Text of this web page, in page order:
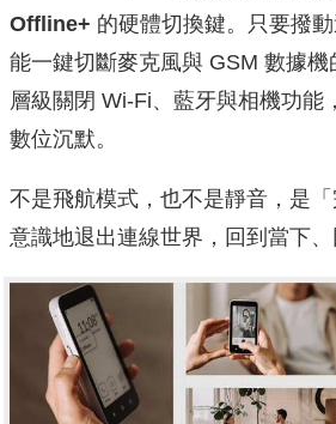
Offline+ 的硬體切換鍵。只要撥
能一鍵切斷麥克風與 GSM 數據
層級關閉 Wi-Fi、藍牙與相機功能
數位沉默。
不是飛航模式，也不是靜音，是
意識地退出連線世界，回到當下、